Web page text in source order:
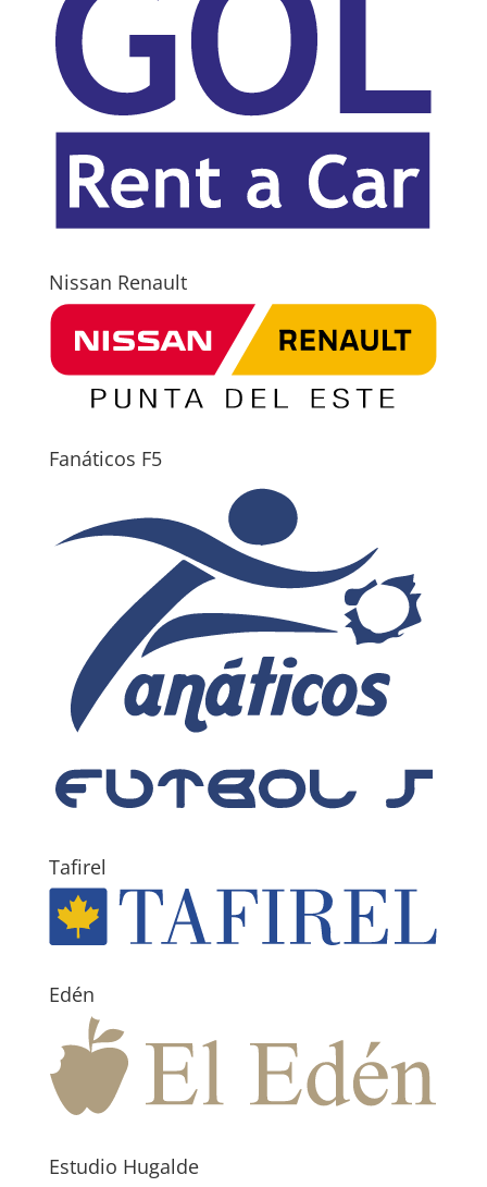
Nissan Renault
Fanáticos F5
Tafirel
Edén
Estudio Hugalde